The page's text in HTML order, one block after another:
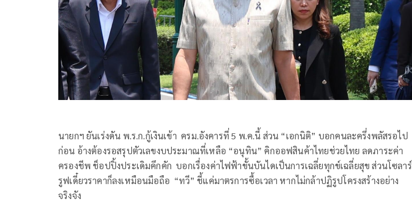
นายกฯ ยันเร่งดัน พ.ร.ก.กู้เงินเข้า ครม.อังคารที่ 5 พ.ค.นี้ ส่วน “เอกนิติ” บอกคนละครึ่งพลัสรอไป
ก่อน อ้างต้องรอสรุปตัวเลขงบประมาณที่เหลือ “อนุทิน” คิกออฟสินค้าไทยช่วยไทย ลดภาระค่า
ครองชีพ ช็อปปิ้งประเดิมคึกคัก บอกเรื่องค่าไฟฟ้าขั้นบันไดเป็นการเฉลี่ยทุกข์เฉลี่ยสุข ส่วนโซลาร์
รูฟเดี๋ยวราคาก็ลงเหมือนมือถือ “ทวี” ชี้แค่มาตรการซื้อเวลา หากไม่กล้าปฏิรูปโครงสร้างอย่าง
จริงจัง